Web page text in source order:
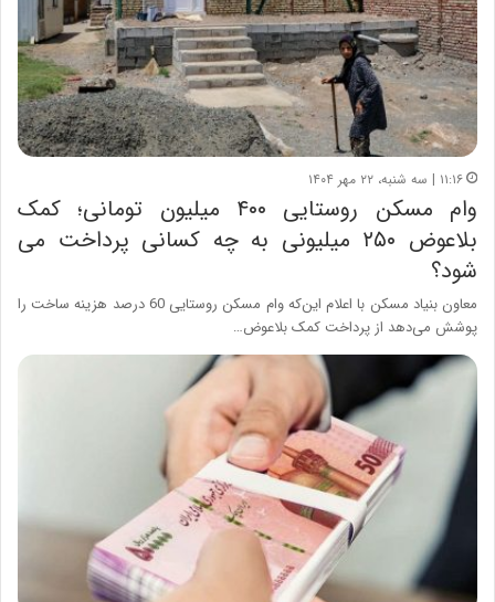
۱۱:۱۶ | سه شنبه، ۲۲ مهر ۱۴۰۴
وام مسکن روستایی ۴۰۰ میلیون تومانی؛ کمک
بلاعوض ۲۵۰ میلیونی به چه کسانی پرداخت می
شود؟
معاون بنیاد مسکن با اعلام این‌که وام مسکن روستایی 60 درصد هزینه ساخت را
پوشش می‌دهد از پرداخت کمک بلاعوض…